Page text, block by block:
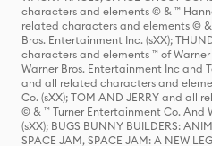
characters and elements © & ™
related characters and elements ©
Bros. Entertainment Inc. (sXX);
characters and elements ™ of
Warner Bros. Entertainment Inc and
and all related characters and
Co. (sXX); TOM AND JERRY and all
© & ™ Turner Entertainment Co. And
(sXX); BUGS BUNNY BUILDERS:
SPACE JAM, SPACE JAM: A NEW